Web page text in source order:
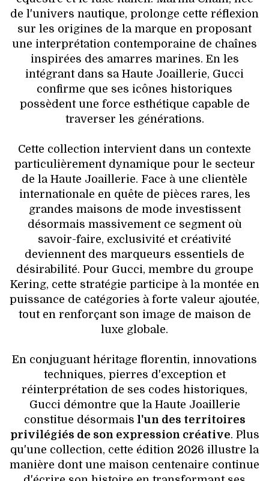
de l'univers nautique, prolonge cette réflexion
sur les origines de la marque en proposant
une interprétation contemporaine de chaînes
inspirées des amarres marines. En les
intégrant dans sa Haute Joaillerie, Gucci
confirme que ses icônes historiques
possèdent une force esthétique capable de
traverser les générations.
Cette collection intervient dans un contexte
particulièrement dynamique pour le secteur
de la Haute Joaillerie. Face à une clientèle
internationale en quête de pièces rares, les
grandes maisons de mode investissent
désormais massivement ce segment où
savoir-faire, exclusivité et créativité
deviennent des marqueurs essentiels de
désirabilité. Pour Gucci, membre du groupe
Kering, cette stratégie participe à la montée en
puissance de catégories à forte valeur ajoutée,
tout en renforçant son image de maison de
luxe globale.
En conjuguant héritage florentin, innovations
techniques, pierres d'exception et
réinterprétation de ses codes historiques,
Gucci démontre que la Haute Joaillerie
constitue désormais l'un des territoires
privilégiés de son expression créative. Plus
qu'une collection, cette édition 2026 illustre la
manière dont une maison centenaire continue